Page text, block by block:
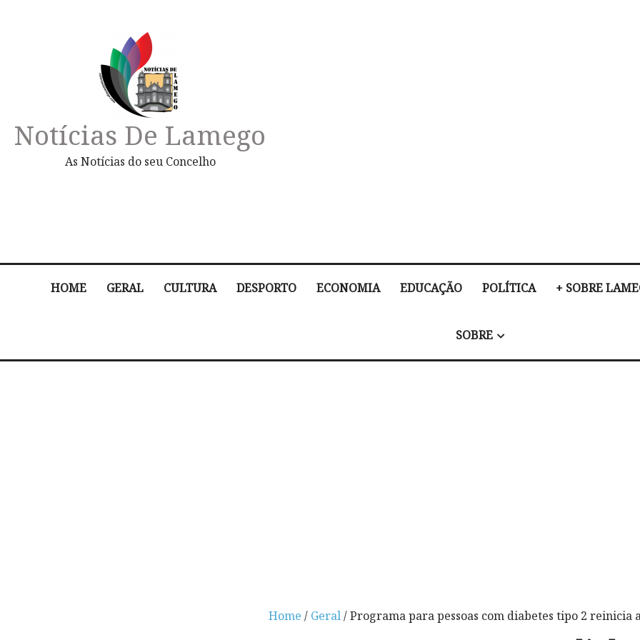
Notícias De Lamego
As Notícias do seu Concelho
HOME GERAL CULTURA DESPORTO ECONOMIA EDUCAÇÃO POLÍTICA + SOBRE
SOBRE
Home / Geral/ Programa para pessoas com diabetes tipo 2 reinicia